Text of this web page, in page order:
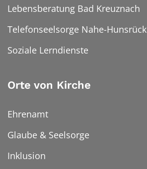
Lebensberatung Bad Kreuznach
Telefonseelsorge Nahe-Hunsrück
Soziale Lerndienste
Orte von Kirche
Ehrenamt
Glaube & Seelsorge
Inklusion